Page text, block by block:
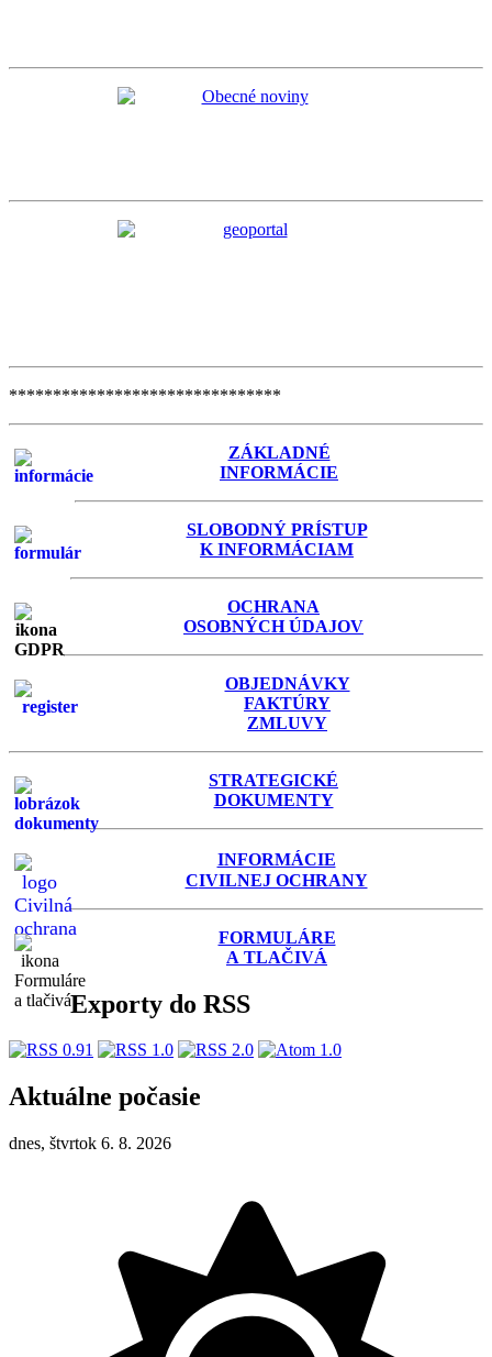
*******************************
ZÁKLADNÉ
INFORMÁCIE
SLOBODNÝ PRÍSTUP
K INFORMÁCIAM
OCHRANA
OSOBNÝCH ÚDAJOV
OBJEDNÁVKY
FAKTÚRY
ZMLUVY
STRATEGICKÉ
DOKUMENTY
INFORMÁCIE
CIVILNEJ OCHRANY
FORMULÁRE
A TLAČIVÁ
Exporty do RSS
Aktuálne počasie
dnes, štvrtok 6. 8. 2026